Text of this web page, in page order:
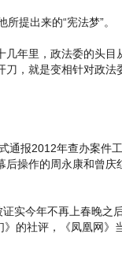
提出来的“宪法梦”。
几年里，政法委的头目
，就是变相针对政法
通报2012年查办案件
操作的周永康和曾庆
实今年不再上春晚之
》的社评，《凤凰网》